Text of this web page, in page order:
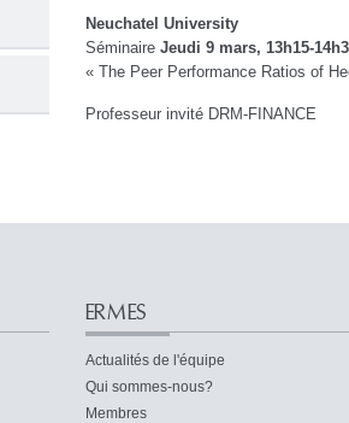
Neuchatel University
Séminaire Jeudi 9 mars, 13h15-
« The Peer Performance Ratios of
Professeur invité DRM-FINANCE
ERMES
Actualités de l'équipe
Qui sommes-nous?
Membres